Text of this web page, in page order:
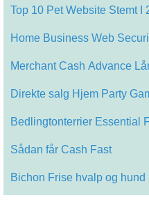
Top 10 Pet Website Stemt
Home Business Web
Merchant Cash Advance
Direkte salg Hjem Party
Bedlingtonterrier Essential
Sådan får Cash Fast
Bichon Frise hvalp og hund